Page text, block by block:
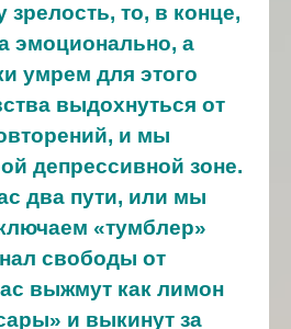
зрелость, то, в конце,
эмоционально, а
умрем для этого
выдохнуться от
и мы
депрессивной зоне.
два пути, или мы
«тумблер»
свободы от
выжмут как лимон
и выкинут за